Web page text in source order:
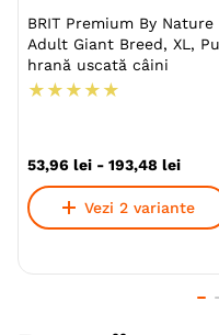
Piele si blana
biotina si zinc
blana sanatoase.
Sanatate orala
ajuta la
sanatoase.
O gestionare
le oferi nutrientii
in acelasi timp o
BRIT Premium By Nature
Adult Giant Breed, XL,
hrană uscată câini
★ ★ ★ ★ ★
53,96 lei - 193,48 lei
Vezi 2 variante